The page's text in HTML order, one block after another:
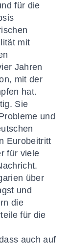
für die
mit
Jahren
mit der
hat.
Sie
und
Eurobeitritt
für viele
über
und
die
für die
auch auf